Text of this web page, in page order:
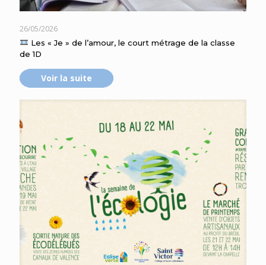
26/05/2026
Les « Je » de l’amour, le court métrage de la classe
de 1D
Voir la suite